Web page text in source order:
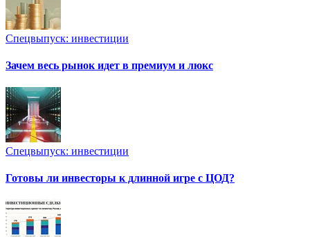
Спецвыпуск: инвестиции
Зачем весь рынок идет в премиум и люкс
Спецвыпуск: инвестиции
Готовы ли инвесторы к длинной игре с ЦОД?